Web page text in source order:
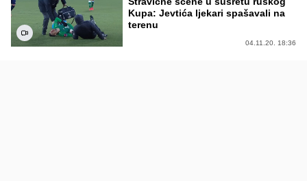
Kupa: Jevtića ljekari spašavali na
terenu
04.11.20. 18:36